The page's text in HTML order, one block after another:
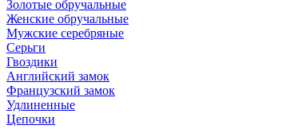
Золотые обручальные
Женские обручальные
Мужские серебряные
Серьги
Гвоздики
Английский замок
Французский замок
Удлиненные
Цепочки